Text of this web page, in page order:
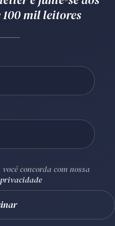
por RSS
CEP80240-000
100 mil leitores
concorda com nossa